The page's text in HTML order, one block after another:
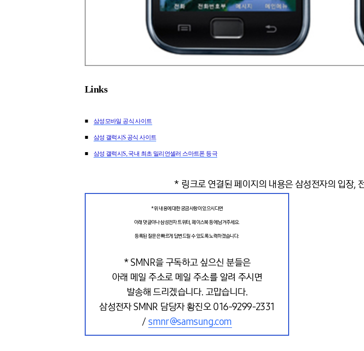
Links
■ 삼성모바일 공식 사이트
■ 삼성 갤럭시S 공식 사이트
■ 삼성 갤럭시S, 국내 최초 밀리언셀러 스마트폰 등극
* 링크로 연결된 페이지의 내용은 삼성전자의 입장,
* 위 내용에 대한 궁금사항이 있으시다면
아래 댓글이나 삼성전자 트위터, 페이스북 등에 남겨주세요.
등록된 질문은 빠르게 답변드릴 수 있도록 노력하겠습니다.
* SMNR을 구독하고 싶으신 분들은
아래 메일 주소로 메일 주소를 알려 주시면
발송해 드리겠습니다. 고맙습니다.
삼성전자 SMNR 담당자 황진오 016-9299-2331
/smnr@samsung.com